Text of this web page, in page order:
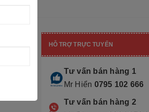
HỖ TRỢ TRỰC TUYẾN
Tư vấn bán hàng 1
Mr Hiển 0795 102 666
Tư vấn bán hàng 2